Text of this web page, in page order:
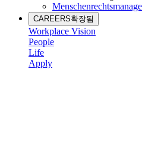
CAREERS확장됨
Workplace Vision
People
Life
Apply